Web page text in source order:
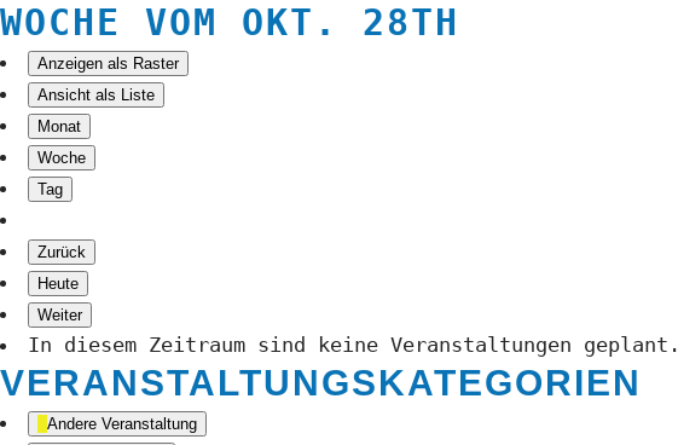
WOCHE VOM OKT. 28TH
Anzeigen als Raster
Ansicht als Liste
Monat
Woche
Tag
Zurück
Heute
Weiter
In diesem Zeitraum sind keine Veranstaltungen geplant.
VERANSTALTUNGSKATEGORIEN
Andere Veranstaltung